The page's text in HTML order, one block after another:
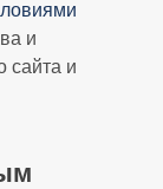
и
сайта и